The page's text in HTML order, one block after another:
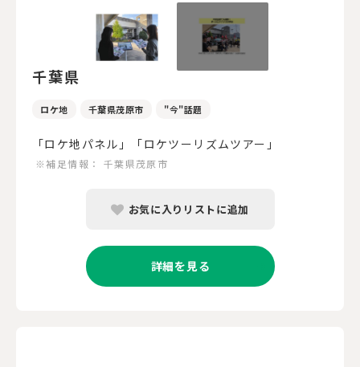
千葉県
ロケ地 千葉県茂原市 "今"話題
「ロケ地パネル」「ロケツーリズムツアー」
※補足情報： 千葉県茂原市
お気に入りリストに追加
詳細を見る